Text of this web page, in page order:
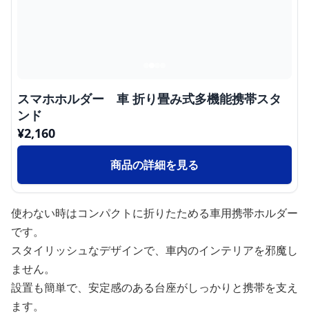
スマホホルダー 車 折り畳み式多機能携帯スタ
ンド
¥2,160
商品の詳細を見る
使わない時はコンパクトに折りたためる車用携帯ホルダー
です。
スタイリッシュなデザインで、車内のインテリアを邪魔し
ません。
設置も簡単で、安定感のある台座がしっかりと携帯を支え
ます。